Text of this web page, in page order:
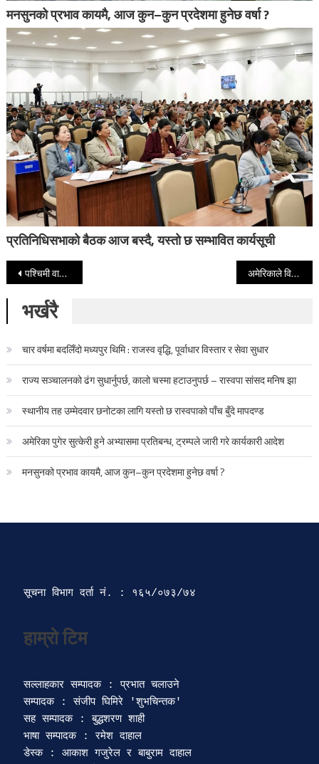
मनसुनको प्रभाव कायमै, आज कुन–कुन प्रदेशमा हुनेछ वर्षा ?
प्रतिनिधिसभाको बैठक आज बस्दै, यस्तो छ सम्भावित कार्यसूची
Post navigation
पश्चिमी वायुको प्रभाव कायमै, आज यी तीन प्रदेशमा वर्षाको सम्भावना अमेरिकाले विनाशकारी युद्धपोत इरान नजिक तैनाथ गरेको पुष्टि
भर्खरै
चार वर्षमा बदलिँदो मध्यपुर थिमि : राजस्व वृद्धि, पूर्वाधार विस्तार र सेवा सुधार
राज्य सञ्चालनको ढंग सुधार्नुपर्छ, कालो चस्मा हटाउनुपर्छ – रास्वपा सांसद मनिष झा
स्थानीय तह उम्मेदवार छनोटका लागि यस्तो छ रास्वपाको पाँच बुँदे मापदण्ड
अमेरिका पुगेर सुत्केरी हुने अभ्यासमा प्रतिबन्ध, ट्रम्पले जारी गरे कार्यकारी आदेश
मनसुनको प्रभाव कायमै, आज कुन–कुन प्रदेशमा हुनेछ वर्षा ?
सूचना विभाग दर्ता‍ नं. : १६५/०७३/७४
हाम्रो टिम
सल्लाहकार सम्पादक : प्रभात चलाउने
सम्पादक : संजीप घिमिरे 'शुभचिन्तक'
सह सम्पादक : बुद्धशरण शाही
भाषा सम्पादक : रमेश दाहाल
डेस्क : आकाश गजुरेल र बाबुराम दाहाल